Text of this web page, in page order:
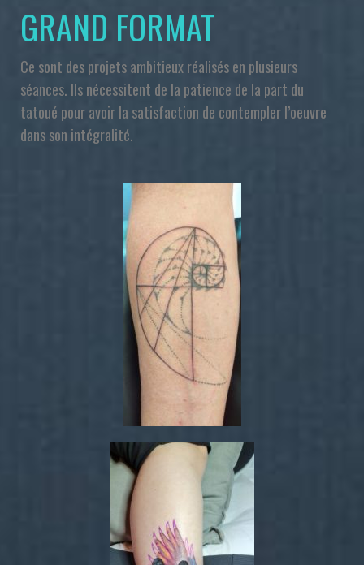
GRAND FORMAT
Ce sont des projets ambitieux réalisés en plusieurs
séances. Ils nécessitent de la patience de la part du
tatoué pour avoir la satisfaction de contempler l’oeuvre
dans son intégralité.